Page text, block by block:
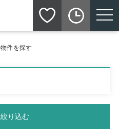
toggle
物件を探す
り込む